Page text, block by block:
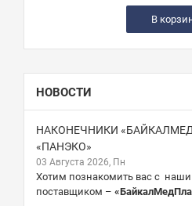
В
НОВОСТИ
НАКОНЕЧНИКИ
«ПАНЭКО»
03 Августа 2026, Пн
Хотим познакомить вас с
поставщиком –